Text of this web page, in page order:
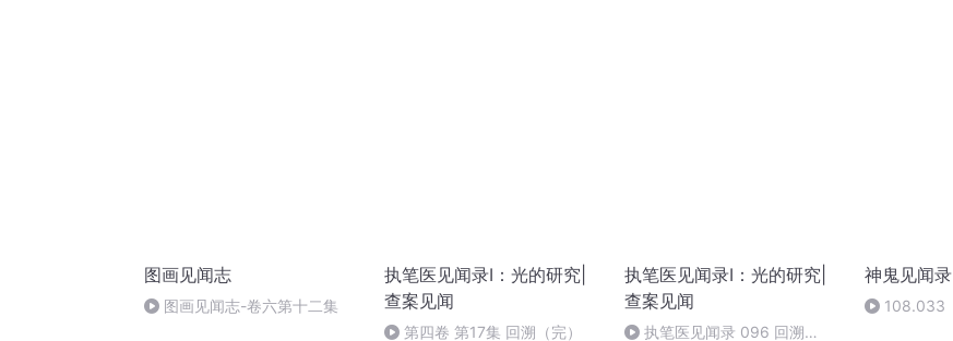
图画见闻志
图画见闻志-卷六第十二集
执笔医见闻录Ⅰ：光的研究|
查案见闻
第四卷 第17集 回溯（完）
执笔医见闻录Ⅰ：光的研究|
查案见闻
执笔医见闻录 096 回溯
神鬼见闻录
108.033